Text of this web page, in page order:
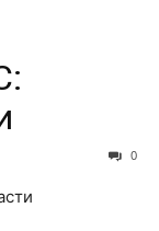
0